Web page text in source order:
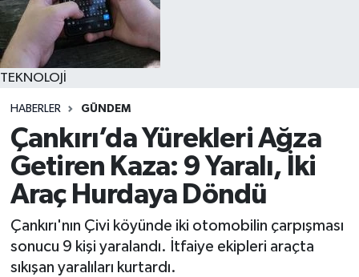
TEKNOLOJİ
HABERLER GÜNDEM
Çankırı’da Yürekleri Ağza
Getiren Kaza: 9 Yaralı, İki
Araç Hurdaya Döndü
Çankırı'nın Çivi köyünde iki otomobilin çarpışması
sonucu 9 kişi yaralandı. İtfaiye ekipleri araçta
sıkışan yaralıları kurtardı.